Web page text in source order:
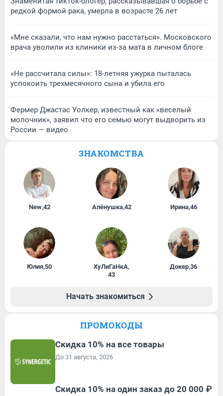
редкой формой рака, умерла в возрасте 26 лет
«Мне сказали, что нам нужно расстаться». Московского
врача уволили из клиники из-за мата в личном блоге
«Не рассчитала силы»: 18-летняя ужурка пыталась
успокоить трехмесячного сына и убила его
Фермер Джастас Уолкер, известный как «веселый
молочник», заявил что его семью могут выдворить из
России — видео
ЗНАКОМСТВА
New,42 Алёнушка,42 Ирина,46
Юлия,50 ХуЛиГаНкА,
43
Докер,36
Начать знакомиться
ПРОМОКОДЫ
Скидка 10% на все товары
До 31 августа, 2026
Скидка 10% на один заказ до 20 000 ₽